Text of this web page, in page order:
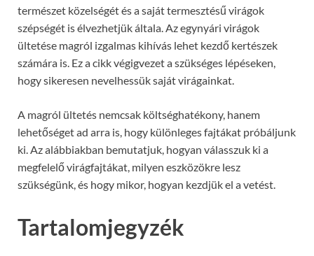
természet közelségét és a saját termesztésű virágok
szépségét is élvezhetjük általa. Az egynyári virágok
ültetése magról izgalmas kihívás lehet kezdő kertészek
számára is. Ez a cikk végigvezet a szükséges lépéseken,
hogy sikeresen nevelhessük saját virágainkat.
A magról ültetés nemcsak költséghatékony, hanem
lehetőséget ad arra is, hogy különleges fajtákat próbáljunk
ki. Az alábbiakban bemutatjuk, hogyan válasszuk ki a
megfelelő virágfajtákat, milyen eszközökre lesz
szükségünk, és hogy mikor, hogyan kezdjük el a vetést.
Tartalomjegyzék